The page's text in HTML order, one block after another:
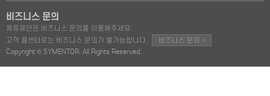
비즈니스 문의
제휴제안은 비즈니스 문의를 이용해주세요.
고객 콜센터로는 비즈니스 문의가 불가능합니다.
비즈니스 문의 >
Copyright © SYMENTOR. All Rights Reserved.